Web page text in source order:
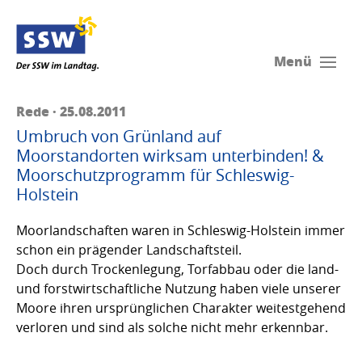
Menü
Rede · 25.08.2011
Umbruch von Grünland auf
Moorstandorten wirksam unterbinden! &
Moorschutzprogramm für Schleswig-
Holstein
Moorlandschaften waren in Schleswig-Holstein immer
schon ein prägender Landschaftsteil.
Doch durch Trockenlegung, Torfabbau oder die land-
und forstwirtschaftliche Nutzung haben viele unserer
Moore ihren ursprünglichen Charakter weitestgehend
verloren und sind als solche nicht mehr erkennbar.